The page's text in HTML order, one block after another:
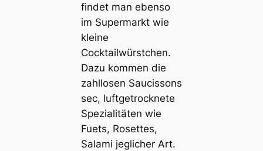
findet man ebenso
im Supermarkt wie
kleine
Cocktailwürstchen.
Dazu kommen die
zahllosen Saucissons
sec, luftgetrocknete
Spezialitäten wie
Fuets, Rosettes,
Salami jeglicher Art.